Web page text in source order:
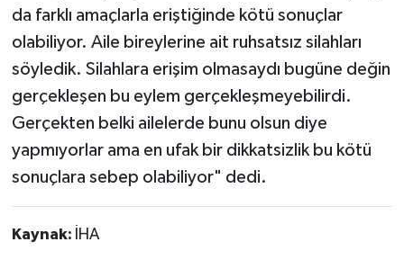
da farklı amaçlarla eriştiğinde kötü sonuçlar
olabiliyor. Aile bireylerine ait ruhsatsız silahları
söyledik. Silahlara erişim olmasaydı bugüne değin
gerçekleşen bu eylem gerçekleşmeyebilirdi.
Gerçekten belki ailelerde bunu olsun diye
yapmıyorlar ama en ufak bir dikkatsizlik bu kötü
sonuçlara sebep olabiliyor" dedi.
Kaynak: İHA